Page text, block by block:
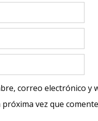
correo electrónico y
vez que